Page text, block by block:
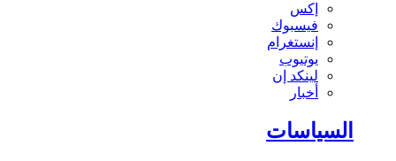
إكس
فيسبوك
إنستغرام
يوتيوب
لينكد إن
أخبار
السياسات